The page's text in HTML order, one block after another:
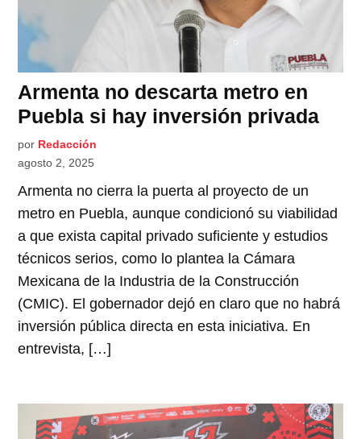
Armenta no descarta metro en
Puebla si hay inversión privada
por Redacción
agosto 2, 2025
Armenta no cierra la puerta al proyecto de un
metro en Puebla, aunque condicionó su viabilidad
a que exista capital privado suficiente y estudios
técnicos serios, como lo plantea la Cámara
Mexicana de la Industria de la Construcción
(CMIC). El gobernador dejó en claro que no habrá
inversión pública directa en esta iniciativa. En
entrevista, […]